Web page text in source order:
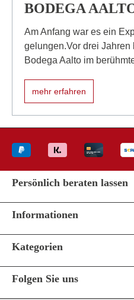
BODEGA
Am Anfang war es ein
gelungen.Vor drei Jahren
Bodega Aalto im
mehr erfahren
Persönlich beraten lassen
Informationen
Kategorien
Folgen Sie uns